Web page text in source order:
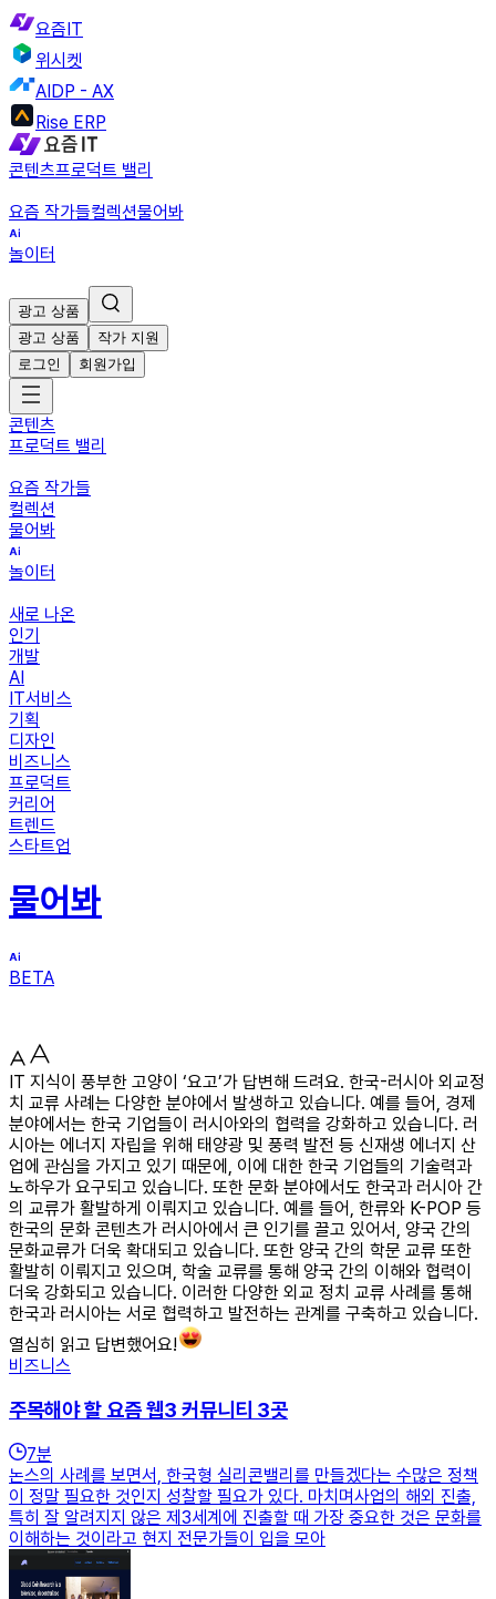
요즘IT
위시켓
AIDP - AX
Rise ERP
콘텐츠프로덕트 밸리
요즘 작가들컬렉션물어봐
놀이터
광고 상품
광고 상품
작가 지원
로그인
회원가입
콘텐츠
프로덕트 밸리
요즘 작가들
컬렉션
물어봐
놀이터
새로 나온
인기
개발
AI
IT서비스
기획
디자인
비즈니스
프로덕트
커리어
트렌드
스타트업
물어봐
BETA
IT 지식이 풍부한 고양이 ‘요고’가 답변해 드려요. 한국-러시아 외교정
치 교류 사례는 다양한 분야에서 발생하고 있습니다. 예를 들어, 경제
분야에서는 한국 기업들이 러시아와의 협력을 강화하고 있습니다. 러
시아는 에너지 자립을 위해 태양광 및 풍력 발전 등 신재생 에너지 산
업에 관심을 가지고 있기 때문에, 이에 대한 한국 기업들의 기술력과
노하우가 요구되고 있습니다. 또한 문화 분야에서도 한국과 러시아 간
의 교류가 활발하게 이뤄지고 있습니다. 예를 들어, 한류와 K-POP 등
한국의 문화 콘텐츠가 러시아에서 큰 인기를 끌고 있어서, 양국 간의
문화교류가 더욱 확대되고 있습니다. 또한 양국 간의 학문 교류 또한
활발히 이뤄지고 있으며, 학술 교류를 통해 양국 간의 이해와 협력이
더욱 강화되고 있습니다. 이러한 다양한 외교 정치 교류 사례를 통해
한국과 러시아는 서로 협력하고 발전하는 관계를 구축하고 있습니다.
열심히 읽고 답변했어요!
비즈니스
주목해야 할 요즘 웹3 커뮤니티 3곳
7분
논스의 사례를 보면서, 한국형 실리콘밸리를 만들겠다는 수많은 정책
이 정말 필요한 것인지 성찰할 필요가 있다. 마치며사업의 해외 진출,
특히 잘 알려지지 않은 제3세계에 진출할 때 가장 중요한 것은 문화를
이해하는 것이라고 현지 전문가들이 입을 모아